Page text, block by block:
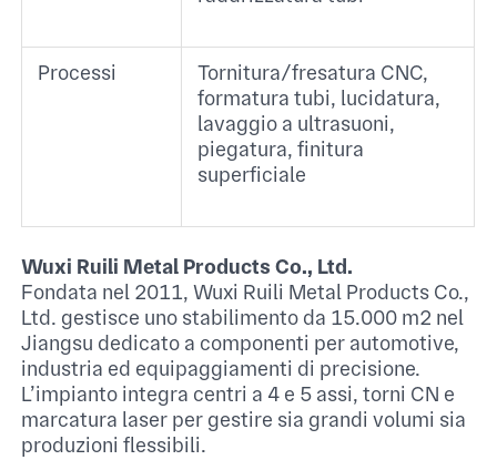
Processi
Tornitura/fresatura CNC,
formatura tubi, lucidatura,
lavaggio a ultrasuoni,
piegatura, finitura
superficiale ​
Wuxi Ruili Metal Products Co., Ltd.
Fondata nel 2011, Wuxi Ruili Metal Products Co.,
Ltd. gestisce uno stabilimento da 15.000 m² nel
Jiangsu dedicato a componenti per automotive,
industria ed equipaggiamenti di precisione.
L’impianto integra centri a 4 e 5 assi, torni CN e
marcatura laser per gestire sia grandi volumi sia
produzioni flessibili.​